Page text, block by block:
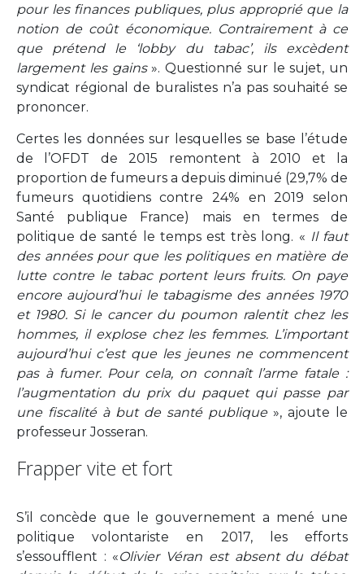
pour les finances publiques, plus approprié que la
notion de coût économique. Contrairement à ce
que prétend le ‘lobby du tabac’, ils excèdent
largement les gains». Questionné sur le sujet, un
syndicat régional de buralistes n’a pas souhaité se
prononcer.
Certes les données sur lesquelles se base l’étude
de l’OFDT de 2015 remontent à 2010 et la
proportion de fumeurs a depuis diminué (29,7% de
fumeurs quotidiens contre 24% en 2019 selon
Santé publique France) mais en termes de
politique de santé le temps est très long. « Il faut
des années pour que les politiques en matière de
lutte contre le tabac portent leurs fruits. On paye
encore aujourd’hui le tabagisme des années 1970
et 1980. Si le cancer du poumon ralentit chez les
hommes, il explose chez les femmes. L’important
aujourd’hui c’est que les jeunes ne commencent
pas à fumer. Pour cela, on connaît l’arme fatale :
l’augmentation du prix du paquet qui passe par
une fiscalité à but de santé publique », ajoute le
professeur Josseran.
Frapper vite et fort
S’il concède que le gouvernement a mené une
politique volontariste en 2017, les efforts
s’essoufflent : «Olivier Véran est absent du débat